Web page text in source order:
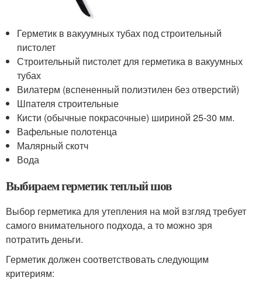
Герметик в вакуумных тубах под строительный
пистолет
Строительный пистолет для герметика в вакуумных
тубах
Вилатерм (вспененный полиэтилен без отверстий)
Шпателя строительные
Кисти (обычные покрасочные) шириной 25-30 мм.
Вафельные полотенца
Малярный скотч
Вода
Выбираем герметик теплый шов
Выбор герметика для утепления на мой взгляд требует
самого внимательного подхода, а то можно зря
потратить деньги.
Герметик должен соответствовать следующим
критериям: